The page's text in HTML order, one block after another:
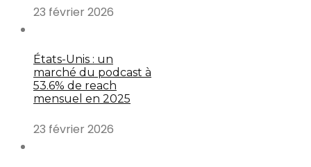
23 février 2026
États-Unis : un
marché du podcast à
53.6% de reach
mensuel en 2025
23 février 2026